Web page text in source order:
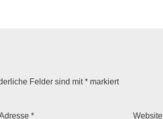
Felder sind mit* markiert
* Website